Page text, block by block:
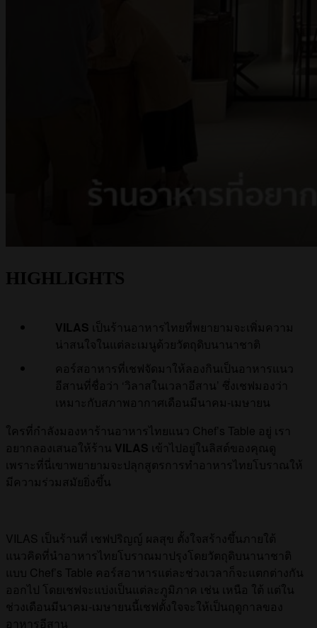
HIGHLIGHTS
VILAS เป็นร้านอาหารไทยที่พยายามจะเพิ่มความ
น่าสนใจในแต่ละเมนูด้วยวัตถุดิบนานาชาติ
คอร์สอาหารที่เชฟจัดมาให้ลองกินเป็นอาหารแนว
อีสานที่ชื่อว่า ‘วิลาสในเวลาอีสาน’ ซึ่งเชฟมองว่า
เหมาะกับสภาพอากาศเดือนมีนาคม-เมษายน
ใครที่กำลังมองหาร้านอาหารไทยแนว Chef’s Table อยู่ เรา
อยากลองเสนอให้ร้าน VILAS เข้าไปอยู่ในลิสต์ของคุณดู
เพราะที่นี่เขาพยายามจะปลุกสูตรการทำอาหารไทยโบราณให้
มีความร่วมสมัยยิ่งขึ้น
VILAS เป็นร้านที่ เชฟปริญญ์ ผลสุข ตั้งใจสร้างขึ้นภายใต้
แนวคิดที่นำอาหารไทยโบราณมาปรุงโดยวัตถุดิบนานาชาติ
แบบ Chef’s Table คอร์สอาหารแต่ละช่วงเวลาก็จะแตกต่างกัน
ออกไป โดยเชฟจะแบ่งเป็นแต่ละภูมิภาค เช่น เหนือ ใต้ แต่ใน
ช่วงเดือนมีนาคม-เมษายนนี้เชฟตั้งใจจะให้เป็นฤดูกาลของ
อาหารอีสาน